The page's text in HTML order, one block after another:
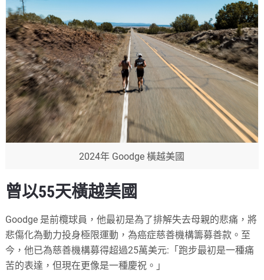
2024年 Goodge 橫越美國
曾以55天橫越美國
Goodge 是前欖球員，他最初是為了排解失去母親的悲痛，將
悲傷化為動力投身極限運動，為癌症慈善機構籌募善款。至
今，他已為慈善機構募得超過25萬美元:「跑步最初是一種痛
苦的表達，但現在更像是一種慶祝。」